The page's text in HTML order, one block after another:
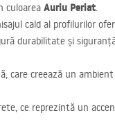
culoarea Auriu Periat.
cald al profilurilor
durabilitate și
care creează un ambient
ce reprezintă un